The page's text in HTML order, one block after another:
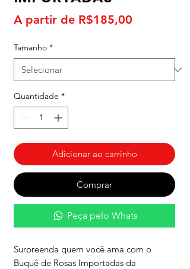
A partir de R$185,00
Tamanho *
Quantidade *
Adicionar ao carrinho
Comprar
Peça pelo Whats
Surpreenda quem você ama com o
Buquê de Rosas Importadas da